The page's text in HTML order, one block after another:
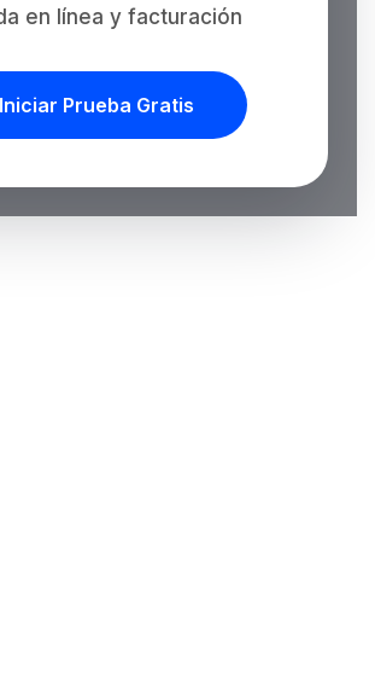
en línea y facturación
Iniciar Prueba Gratis